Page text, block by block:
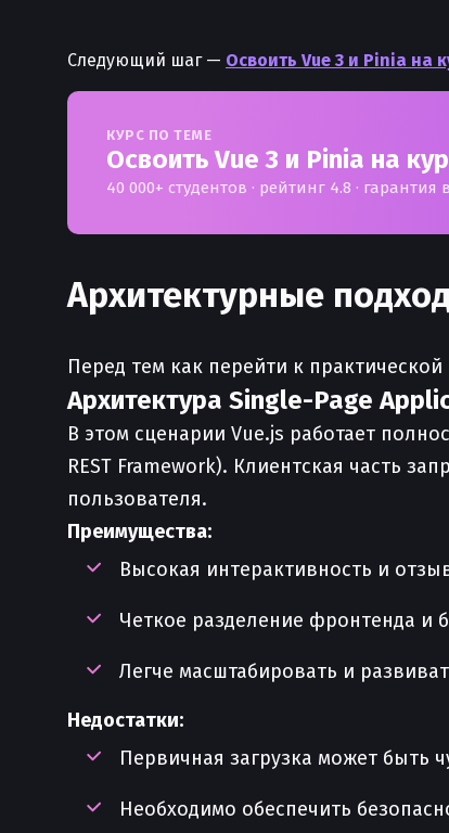
Следующий шаг — Освоить Vue 3 и Pinia на
КУРС ПО ТЕМЕ
Освоить Vue 3 и Pinia на
40 000+ студентов · рейтинг 4.8 · гарантия
Архитектурные
Перед тем как перейти к
Архитектура Single-Page
В этом сценарии Vue.js работает
REST Framework). Клиентская часть
пользователя.
Преимущества:
Высокая интерактивность и
Четкое разделение фронтенда и
Легче масштабировать и
Недостатки:
Первичная загрузка может быть
Необходимо обеспечить